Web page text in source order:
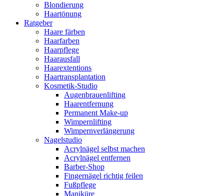
Blondierung
Haartönung
Ratgeber
Haare färben
Haarfarben
Haarpflege
Haarausfall
Haarextentions
Haartransplantation
Kosmetik-Studio
Augenbrauenlifting
Haarentfernung
Permanent Make-up
Wimpernlifting
Wimpernverlängerung
Nagelstudio
Acrylnägel selbst machen
Acrylnägel entfernen
Barber-Shop
Fingernägel richtig feilen
Fußpflege
Maniküre